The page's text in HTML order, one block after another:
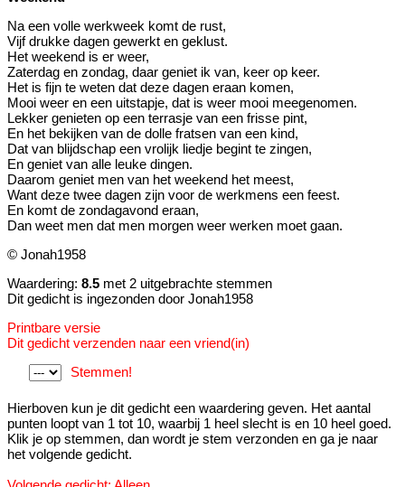
Na een volle werkweek komt de rust,
Vijf drukke dagen gewerkt en geklust.
Het weekend is er weer,
Zaterdag en zondag, daar geniet ik van, keer op keer.
Het is fijn te weten dat deze dagen eraan komen,
Mooi weer en een uitstapje, dat is weer mooi meegenomen.
Lekker genieten op een terrasje van een frisse pint,
En het bekijken van de dolle fratsen van een kind,
Dat van blijdschap een vrolijk liedje begint te zingen,
En geniet van alle leuke dingen.
Daarom geniet men van het weekend het meest,
Want deze twee dagen zijn voor de werkmens een feest.
En komt de zondagavond eraan,
Dan weet men dat men morgen weer werken moet gaan.
© Jonah1958
Waardering: 8.5 met 2 uitgebrachte stemmen
Dit gedicht is ingezonden door Jonah1958
Printbare versie
Dit gedicht verzenden naar een vriend(in)
Stemmen!
Hierboven kun je dit gedicht een waardering geven. Het aantal
punten loopt van 1 tot 10, waarbij 1 heel slecht is en 10 heel goed.
Klik je op stemmen, dan wordt je stem verzonden en ga je naar
het volgende gedicht.